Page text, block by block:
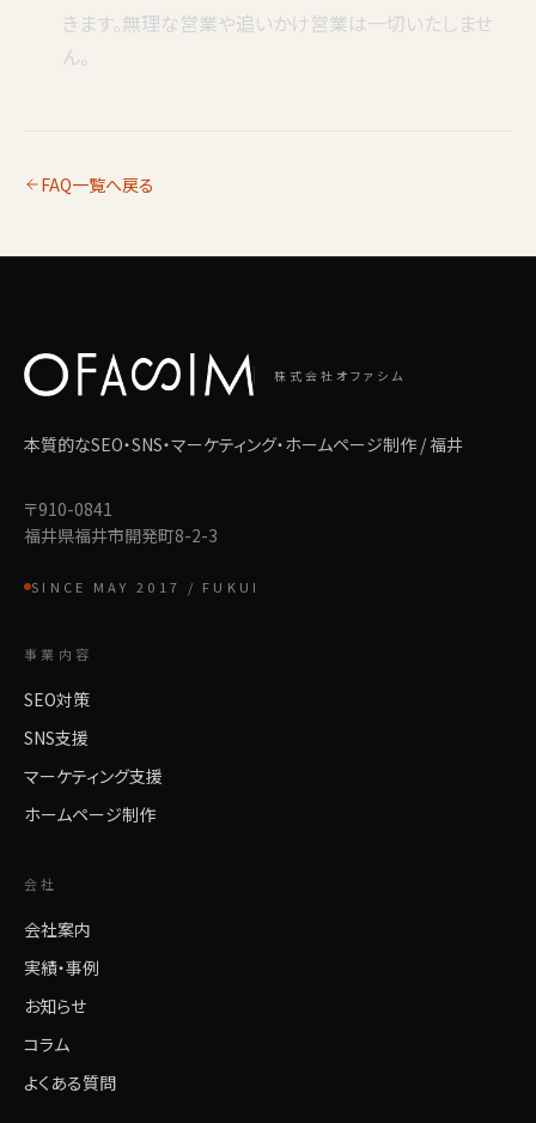
きます。無理な営業や追いかけ営業は一切いたしませ
ん。
FAQ一覧へ戻る
株式会社オファシム
本質的なSEO・SNS・マーケティング・ホームページ制作 / 福井
〒910-0841
福井県福井市開発町8-2-3
SINCE MAY 2017 / FUKUI
事業内容
SEO対策
SNS支援
マーケティング支援
ホームページ制作
会社
会社案内
実績・事例
お知らせ
コラム
よくある質問